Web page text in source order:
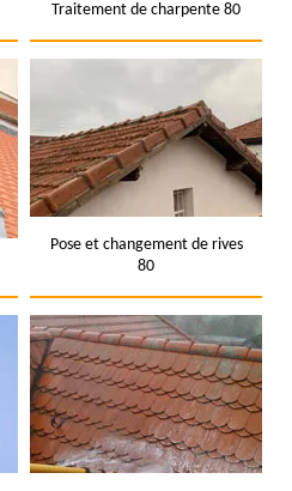
Traitement de charpente 80
Pose et changement de rives
80